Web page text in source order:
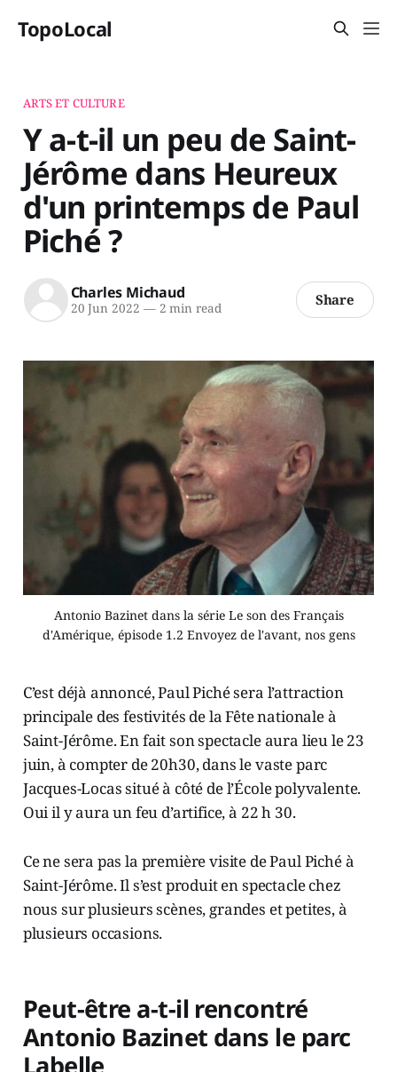
TopoLocal
ARTS ET CULTURE
Y a-t-il un peu de Saint-
Jérôme dans Heureux
d'un printemps de Paul
Piché ?
Charles Michaud
20 Jun 2022 —2 min read Share
Antonio Bazinet dans la série Le son des Français
d'Amérique, épisode 1.2 Envoyez de l'avant, nos gens
C’est déjà annoncé, Paul Piché sera l’attraction
principale des festivités de la Fête nationale à
Saint-Jérôme. En fait son spectacle aura lieu le 23
juin, à compter de 20h30, dans le vaste parc
Jacques-Locas situé à côté de l’École polyvalente.
Oui il y aura un feu d’artifice, à 22 h 30.
Ce ne sera pas la première visite de Paul Piché à
Saint-Jérôme. Il s’est produit en spectacle chez
nous sur plusieurs scènes, grandes et petites, à
plusieurs occasions.
Peut-être a-t-il rencontré
Antonio Bazinet dans le parc